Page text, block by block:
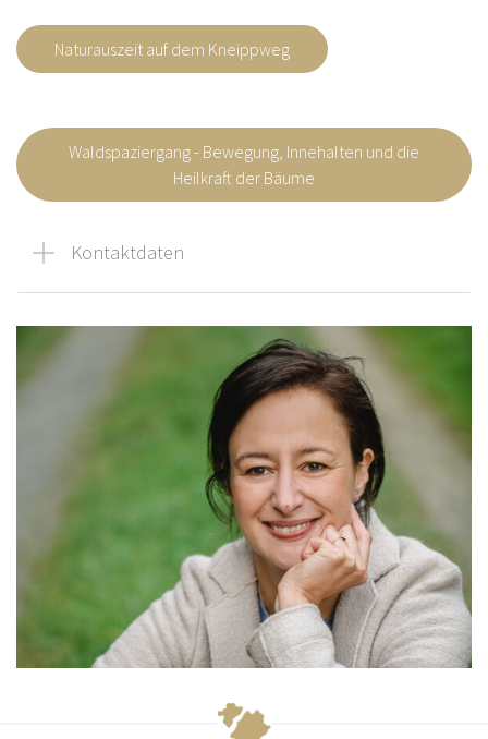
Naturauszeit auf dem Kneippweg
Waldspaziergang - Bewegung, Innehalten und die
Heilkraft der Bäume
Kontaktdaten